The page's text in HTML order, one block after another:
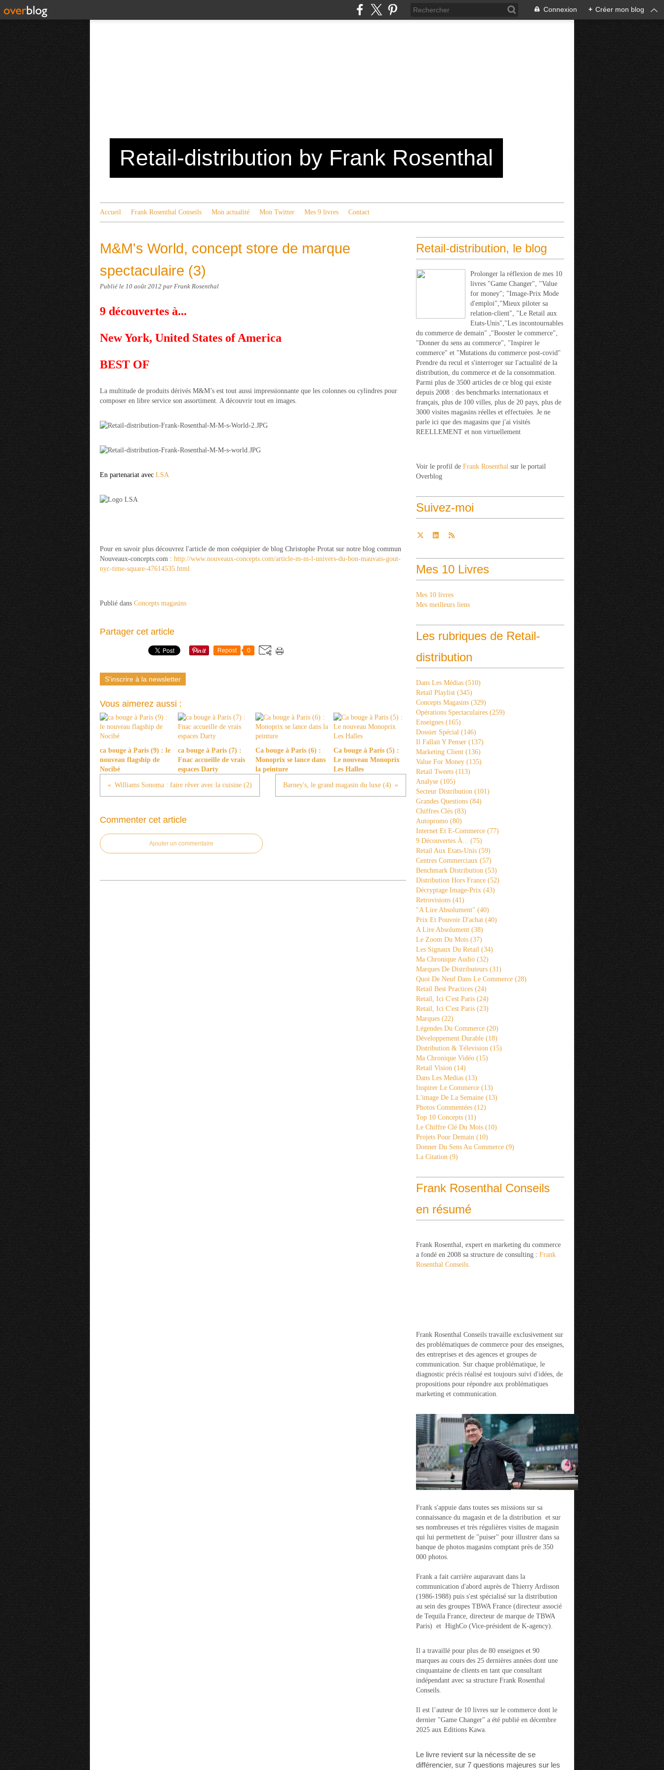
Connexion + Créer mon blog
Retail-distribution by Frank Rosenthal
Accueil Frank Rosenthal Conseils Mon actualité Mon Twitter Mes 9 livres Contact
M&M's World, concept store de marque
spectaculaire (3)
Publié le 10 août 2012 par Frank Rosenthal
9 découvertes à...
New York, United States of America
BEST OF
La multitude de produits dérivés M&M’s est tout aussi impressionnante que les colonnes ou cylindres pour
composer en libre service son assortiment. A découvrir tout en images.
En partenariat avec LSA
Pour en savoir plus découvrez l'article de mon coéquipier de blog Christophe Protat sur notre blog commun
Nouveaux-concepts.com : http://www.nouveaux-concepts.com/article-m-m-l-univers-du-bon-mauvais-gout-
nyc-time-square-47614535.html
Publié dans Concepts magasins
Partager cet article
Repost 0
S'inscrire à la newsletter
Vous aimerez aussi :
ca bouge à Paris (9) : le
nouveau flagship de
Nocibé
ca bouge à Paris (7) :
Fnac accueille de vrais
espaces Darty
Ca bouge à Paris (6) :
Monoprix se lance dans
la peinture
Ca bouge à Paris (5) :
Le nouveau Monoprix
Les Halles
Williams Sonoma : faire rêver avec la cuisine (2) Barney's, le grand magasin du luxe (4)
Commenter cet article
Ajouter un commentaire
Retail-distribution, le blog
Prolonger la réflexion de mes 10
livres "Game Changer", "Value
for money"; "Image-Prix Mode
d'emploi","Mieux piloter sa
relation-client", "Le Retail aux
Etats-Unis","Les incontournables
du commerce de demain" ,"Booster le commerce",
"Donner du sens au commerce", "Inspirer le
commerce" et "Mutations du commerce post-covid"
Prendre du recul et s'interroger sur l'actualité de la
distribution, du commerce et de la consommation.
Parmi plus de 3500 articles de ce blog qui existe
depuis 2008 : des benchmarks internationaux et
français, plus de 100 villes, plus de 20 pays, plus de
3000 visites magasins réelles et effectuées. Je ne
parle ici que des magasins que j'ai visités
REELLEMENT et non virtuellement
Voir le profil de Frank Rosenthal sur le portail
Overblog
Suivez-moi
Mes 10 Livres
Mes 10 livres
Mes meilleurs liens
Les rubriques de Retail-
distribution
Dans Les Médias (510)
Retail Playlist (345)
Concepts Magasins (329)
Opérations Spectaculaires (259)
Enseignes (165)
Dossier Spécial (146)
Il Fallait Y Penser (137)
Marketing Client (136)
Value For Money (135)
Retail Tweets (113)
Analyse (105)
Secteur Distribution (101)
Grandes Questions (84)
Chiffres Clés (83)
Autopromo (80)
Internet Et E-Commerce (77)
9 Découvertes À... (75)
Retail Aux Etats-Unis (59)
Centres Commerciaux (57)
Benchmark Distribution (53)
Distribution Hors France (52)
Décryptage Image-Prix (43)
Retrovisions (41)
"a Lire Absolument" (40)
Prix Et Pouvoir D'achat (40)
A Lire Absolument (38)
Le Zoom Du Mois (37)
Les Signaux Du Retail (34)
Ma Chronique Audio (32)
Marques De Distributeurs (31)
Quoi De Neuf Dans Le Commerce (28)
Retail Best Practices (24)
Retail, Ici C'est Paris (24)
Retail, Ici C'est Paris (23)
Marques (22)
Légendes Du Commerce (20)
Développement Durable (18)
Distribution & Télevision (15)
Ma Chronique Vidéo (15)
Retail Vision (14)
Dans Les Medias (13)
Inspirer Le Commerce (13)
L'image De La Semaine (13)
Photos Commentées (12)
Top 10 Concepts (11)
Le Chiffre Clé Du Mois (10)
Projets Pour Demain (10)
Donner Du Sens Au Commerce (9)
La Citation (9)
Frank Rosenthal Conseils
en résumé
Frank Rosenthal, expert en marketing du commerce
a fondé en 2008 sa structure de consulting : Frank
Rosenthal Conseils.
Frank Rosenthal Conseils travaille exclusivement sur
des problématiques de commerce pour des enseignes,
des entreprises et des agences et groupes de
communication. Sur chaque problématique, le
diagnostic précis réalisé est toujours suivi d'idées, de
propositions pour répondre aux problématiques
marketing et communication.
Frank s'appuie dans toutes ses missions sur sa
connaissance du magasin et de la distribution et sur
ses nombreuses et très régulières visites de magasin
qui lui permettent de "puiser" pour illustrer dans sa
banque de photos magasins comptant près de 350
000 photos.
Frank a fait carrière auparavant dans la
communication d'abord auprès de Thierry Ardisson
(1986-1988) puis s'est spécialisé sur la distribution
au sein des groupes TBWA France (directeur associé
de Tequila France, directeur de marque de TBWA
Paris) et HighCo (Vice-président de K-agency).
Il a travaillé pour plus de 80 enseignes et 90
marques au cours des 25 dernières années dont une
cinquantaine de clients en tant que consultant
indépendant avec sa structure Frank Rosenthal
Conseils.
Il est l’auteur de 10 livres sur le commerce dont le
dernier "Game Changer" a été publié en décembre
2025 aux Editions Kawa.
Le livre revient sur la nécessite de se
différencier, sur 7 questions majeures sur les